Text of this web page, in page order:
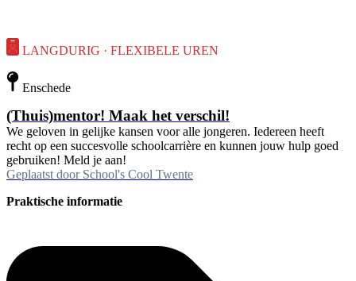
LANGDURIG · FLEXIBELE UREN
Enschede
(Thuis)mentor! Maak het verschil!
We geloven in gelijke kansen voor alle jongeren. Iedereen heeft
recht op een succesvolle schoolcarrière en kunnen jouw hulp goed
gebruiken! Meld je aan!
Geplaatst door School's Cool Twente
Praktische informatie